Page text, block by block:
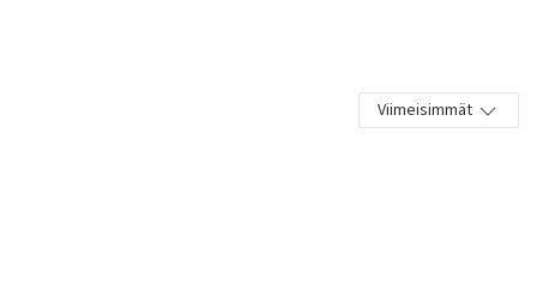
Viimeisimmät